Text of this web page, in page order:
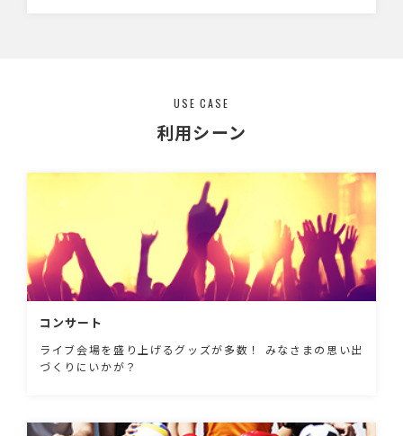
USE CASE
利用シーン
コンサート
ライブ会場を盛り上げるグッズが多数！ みなさまの思い出
づくりにいかが？